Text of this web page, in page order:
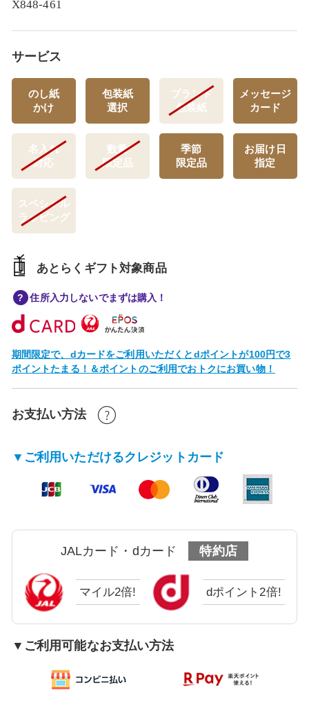
X848-461
サービス
のし紙
かけ
包装紙
選択
ブランド
包装紙
メッセージ
カード
名入れ
対応
数量
限定品
季節
限定品
お届け日
指定
スペシャル
ラッピング
あとらくギフト対象商品
住所入力しないでまずは購入！
期間限定で、dカードをご利用いただくとdポイントが100円で3
ポイントたまる！＆ポイントのご利用でおトクにお買い物！
お支払い方法
▼ご利用いただけるクレジットカード
JALカード・dカード 特約店
マイル2倍! dポイント2倍!
▼ご利用可能なお支払い方法